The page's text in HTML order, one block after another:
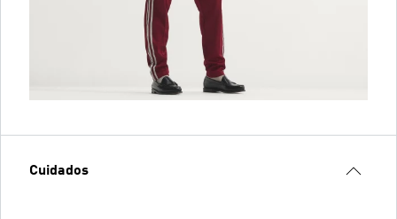
Cuidados